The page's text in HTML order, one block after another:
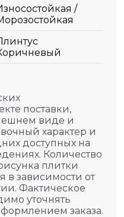
/
поставки,
виде и
характер и
доступных на
Количество
плитки
в зависимости от
Фактическое
уточнять
заказа.